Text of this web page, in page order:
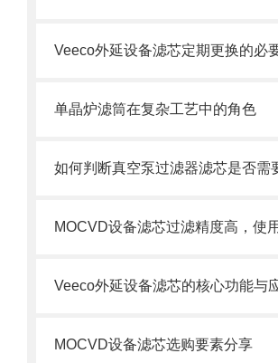
Veeco外延设备滤芯定期更换的必
单晶炉滤筒在复杂工艺中的角色
MOCVD设备滤芯选购要素分享